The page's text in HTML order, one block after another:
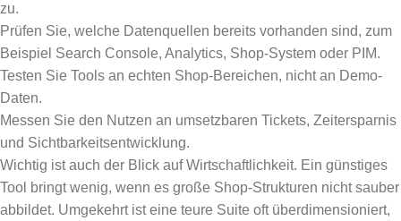
zu.
Prüfen Sie, welche Datenquellen bereits vorhanden sind, zum
Beispiel Search Console, Analytics, Shop-System oder PIM.
Testen Sie Tools an echten Shop-Bereichen, nicht an Demo-
Daten.
Messen Sie den Nutzen an umsetzbaren Tickets, Zeitersparnis
und Sichtbarkeitsentwicklung.
Wichtig ist auch der Blick auf Wirtschaftlichkeit. Ein günstiges
Tool bringt wenig, wenn es große Shop-Strukturen nicht sauber
abbildet. Umgekehrt ist eine teure Suite oft überdimensioniert,